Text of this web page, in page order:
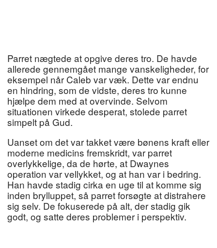
Parret nægtede at opgive deres tro. De havde
allerede gennemgået mange vanskeligheder, for
eksempel når Caleb var væk. Dette var endnu
en hindring, som de vidste, deres tro kunne
hjælpe dem med at overvinde. Selvom
situationen virkede desperat, stolede parret
simpelt på Gud.
Uanset om det var takket være bønens kraft eller
moderne medicins fremskridt, var parret
overlykkelige, da de hørte, at Dwaynes
operation var vellykket, og at han var i bedring.
Han havde stadig cirka en uge til at komme sig
inden brylluppet, så parret forsøgte at distrahere
sig selv. De fokuserede på alt, der stadig gik
godt, og satte deres problemer i perspektiv.